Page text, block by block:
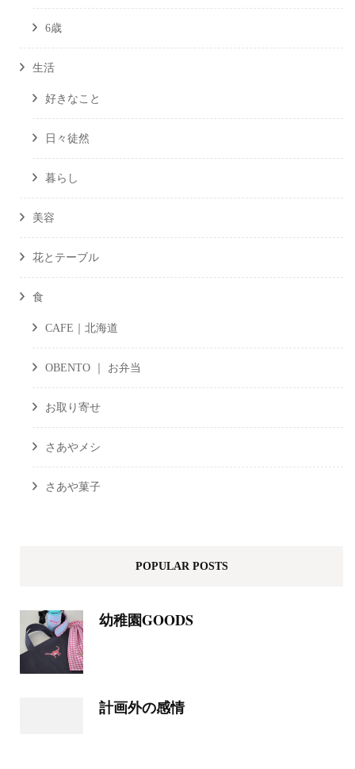
6歳
生活
好きなこと
日々徒然
暮らし
美容
花とテーブル
食
CAFE｜北海道
OBENTO ｜ お弁当
お取り寄せ
さあやメシ
さあや菓子
POPULAR POSTS
幼稚園GOODS
計画外の感情